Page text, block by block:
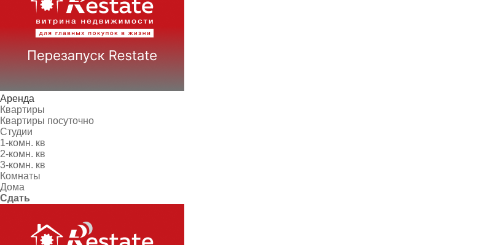
Аренда
Квартиры
Квартиры посуточно
Студии
1-комн. кв
2-комн. кв
3-комн. кв
Комнаты
Дома
Сдать